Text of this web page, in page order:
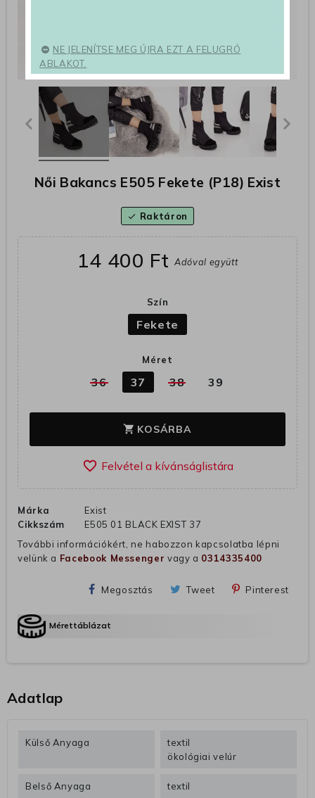
Női Bakancs E505 Fekete (P18) Exist
check Raktáron
14 400 FtAdóval együtt
Szín
Fekete
Méret
36 37 38 39
shopping_cart KOSÁRBA
favorite_border
Márka
Exist
Cikkszám
E505 01 BLACK EXIST 37
További információkért, ne habozzon kapcsolatba lépni
velünk a Facebook Messenger vagy a 0314335400
Megosztás Tweet Pinterest
Mérettáblázat
Adatlap
Külső Anyaga
textil
ökológiai velúr
Belső Anyaga textil
NE JELENÍTSE MEG ÚJRA EZT A FELUGRÓ
ABLAKOT.